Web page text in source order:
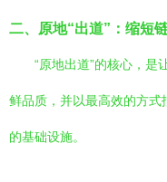
二、原地“出道”：缩短
“原地出道”的核心，是
鲜品质，并以最高效的方
的基础设施。